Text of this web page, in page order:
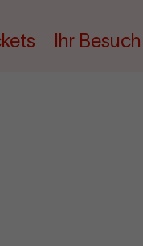
Ihr Besuch